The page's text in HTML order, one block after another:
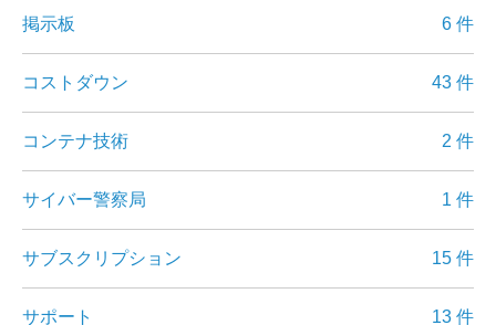
掲示板 6 件
コストダウン 43 件
コンテナ技術 2 件
サイバー警察局 1 件
サブスクリプション 15 件
サポート 13 件